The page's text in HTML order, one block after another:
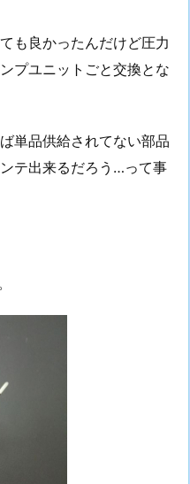
も良かったんだけど圧力
プユニットごと交換とな
単品供給されてない部品
テ出来るだろう…って事